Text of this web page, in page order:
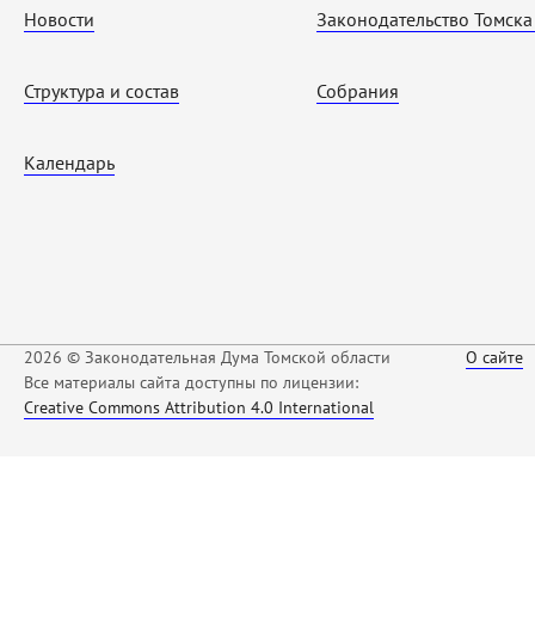
Новости
Структура и состав
Календарь
Законодательство
Собрания
2026 © Законодательная Дума Томской области
Все материалы сайта доступны по лицензии:
Creative Commons Attribution 4.0 International
О сайте